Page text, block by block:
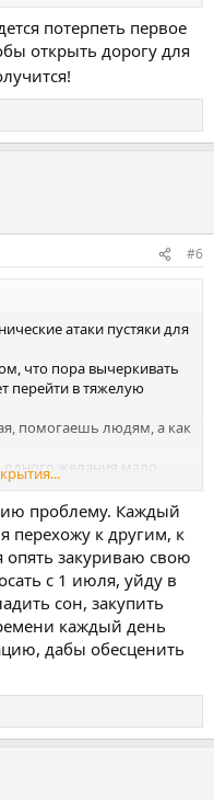
потерпеть первое
открыть дорогу для
#6
атаки пустяки для
что пора вычеркивать
перейти в тяжелую
помогаешь людям, а как
желания мало,
быть серьезное
не жди, что будет
надо очищаться
пора осознать это.
надо искать
препараты…. Т.к.
побочка в период
протекает, по
много информации,
проблему. Каждый
перехожу к другим, к
опять закуриваю свою
с 1 июля, уйду в
сон, закупить
каждый день
дабы обесценить